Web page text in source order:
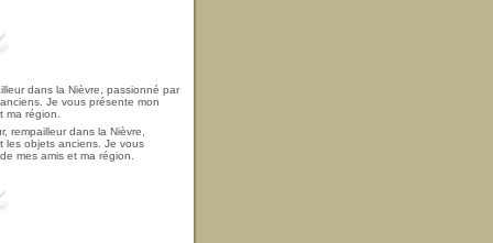
rempailleur dans la Nièvre,
les objets anciens. Je vous
mes amis et ma région.